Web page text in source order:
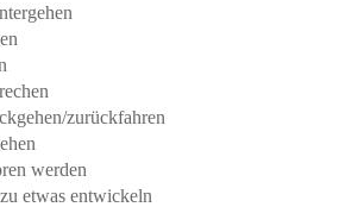
zurückfahren
werden
etwas entwickeln